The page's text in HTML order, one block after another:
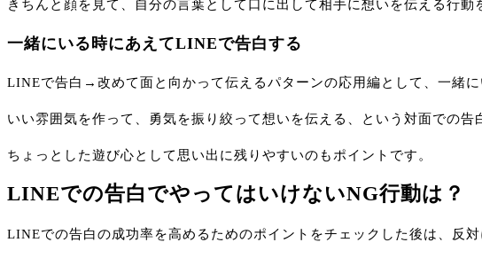
きちんと顔を見て、自分の言葉として口に出して相手に想いを伝える行
一緒にいる時にあえてLINEで告白する
LINEで告白→改めて面と向かって伝えるパターンの応用編として、一緒
いい雰囲気を作って、勇気を振り絞って想いを伝える、という対面での
ちょっとした遊び心として思い出に残りやすいのもポイントです。
LINEでの告白でやってはいけないNG行動は？
LINEでの告白の成功率を高めるためのポイントをチェックした後は、反